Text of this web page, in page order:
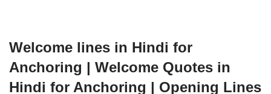
Welcome lines in Hindi for
Anchoring | Welcome Quotes in
Hindi for Anchoring | Opening Lines